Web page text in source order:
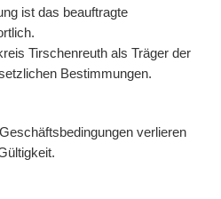
ist das beauftragte
Tirschenreuth als Träger der
Bestimmungen.
verlieren